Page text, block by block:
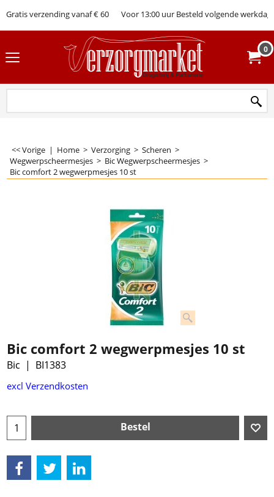
Gratis verzending vanaf € 60 Voor 13:00 uur Besteld volgende werkdag
0
<< Vorige | Home > Verzorging > Scheren >
Wegwerpscheermesjes > Bic Wegwerpscheermesjes >
Bic comfort 2 wegwerpmesjes 10 st
Bic comfort 2 wegwerpmesjes 10 st
Bic BI1383
€3.99
Bestel